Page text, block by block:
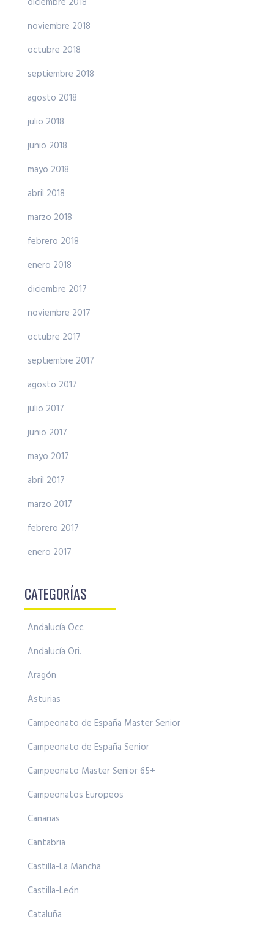
noviembre 2018
octubre 2018
septiembre 2018
agosto 2018
julio 2018
junio 2018
mayo 2018
abril 2018
marzo 2018
febrero 2018
enero 2018
diciembre 2017
noviembre 2017
octubre 2017
septiembre 2017
agosto 2017
julio 2017
junio 2017
mayo 2017
abril 2017
marzo 2017
febrero 2017
enero 2017
CATEGORÍAS
Andalucía Occ.
Andalucía Ori.
Aragón
Asturias
Campeonato de España Master Senior
Campeonato de España Senior
Campeonato Master Senior 65+
Campeonatos Europeos
Canarias
Cantabria
Castilla-La Mancha
Castilla-León
Cataluña